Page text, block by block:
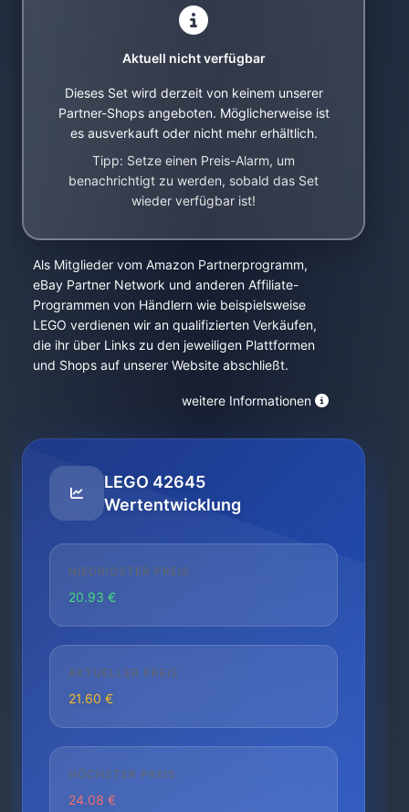
Aktuell nicht verfügbar
Dieses Set wird derzeit von keinem unserer
Partner-Shops angeboten. Möglicherweise ist
es ausverkauft oder nicht mehr erhältlich.
Tipp: Setze einen Preis-Alarm, um
benachrichtigt zu werden, sobald das Set
wieder verfügbar ist!
Als Mitglieder vom Amazon Partnerprogramm,
eBay Partner Network und anderen Affiliate-
Programmen von Händlern wie beispielsweise
LEGO verdienen wir an qualifizierten Verkäufen,
die ihr über Links zu den jeweiligen Plattformen
und Shops auf unserer Website abschließt.
weitere Informationen
LEGO 42645
Wertentwicklung
NIEDRIGSTER PREIS
20.93 €
AKTUELLER PREIS
21.60 €
HÖCHSTER PREIS
24.08 €